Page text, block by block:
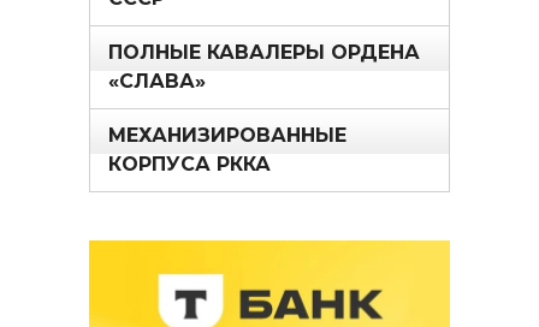
ПОЛНЫЕ КАВАЛЕРЫ ОРДЕНА
«СЛАВА»
МЕХАНИЗИРОВАННЫЕ
КОРПУСА РККА